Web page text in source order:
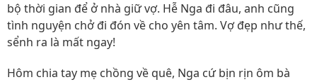
bộ thời gian để ở nhà giữ vợ. Hễ Nga đi đâu, anh cũng
tình nguyện chở đi đón về cho yên tâm. Vợ đẹp như thế,
sểnh ra là mất ngay!
Hôm chia tay mẹ chồng về quê, Nga cứ bịn rịn ôm bà